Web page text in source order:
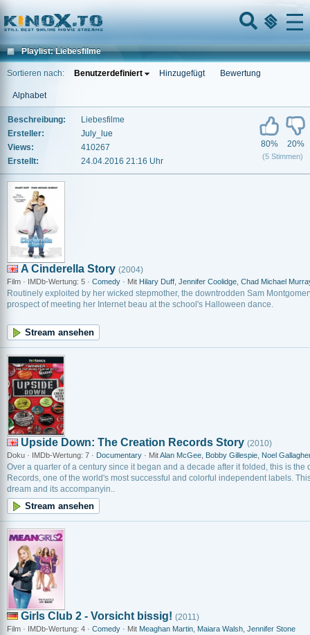
Home
Menu
Playlist: Liebesfilme
Sortieren nach: Benutzerdefiniert Hinzugefügt Bewertung
Alphabet
Beschreibung:
Liebesfilme
Ersteller:
July_lue
Views:
410267
Erstellt:
24.04.2016 21:16 Uhr
80% 20%
(5 Stimmen)
A Cinderella Story (2004)
Film · IMDb-Wertung: 5 · Comedy · Mit Hilary Duff Jennifer Coolidge Chad Michael
Routinely exploited by her wicked stepmother, the downtrodden Sam
prospect of meeting her Internet beau at the school's Halloween dance.
Stream ansehen
Upside Down: The Creation Records Story (2010)
Doku · IMDb-Wertung: 7 · Documentary · MitAlan McGee Bobby Gillespie Noel
Over a quarter of a century since it began and a decade after it folded, this is
Records, one of the world's most successful and colorful independent labels.
dream and its accompanyin..
Stream ansehen
Girls Club 2 - Vorsicht bissig! (2011)
Film · IMDb-Wertung: 4 · Comedy · Mit Meaghan Martin Maiara Walsh Jennifer Stone